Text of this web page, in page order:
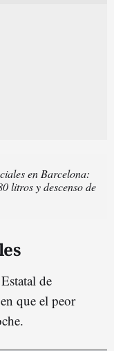
en Barcelona:
litros y descenso de
de
que el peor